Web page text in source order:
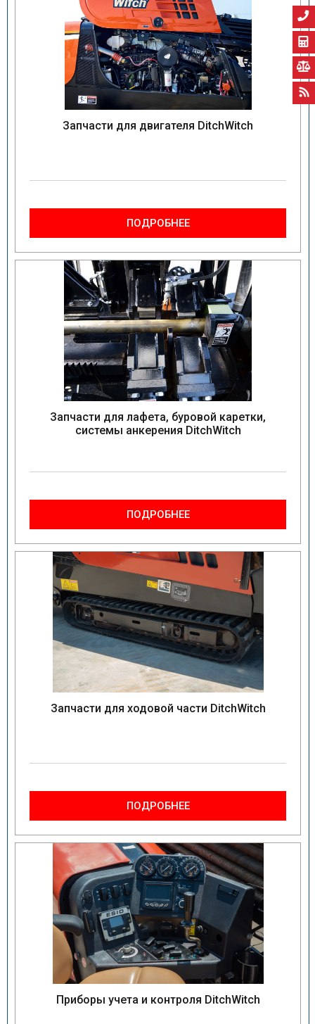
Запчасти для двигателя DitchWitch
ПОДРОБНЕЕ
Запчасти для лафета, буровой каретки,
системы анкерения DitchWitch
ПОДРОБНЕЕ
Запчасти для ходовой части DitchWitch
ПОДРОБНЕЕ
Приборы учета и контроля DitchWitch